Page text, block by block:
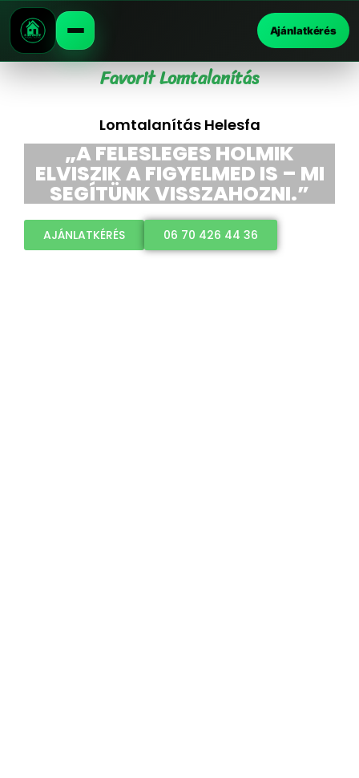
Ajánlatkérés
Favorit Lomtalanítás
Lomtalanítás Helesfa
„A FELESLEGES HOLMIK
ELVISZIK A FIGYELMED IS – MI
SEGÍTÜNK VISSZAHOZNI.”
AJÁNLATKÉRÉS 06 70 426 44 36